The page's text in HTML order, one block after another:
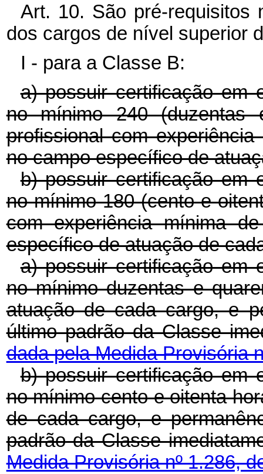
Art. 10. São pré-requisitos
dos cargos de nível superior
I - para a Classe B:
a) possuir certificação em
no mínimo 240 (duzentas
profissional com
no campo específico de
b) possuir certificação em
no mínimo 180 (cento e
com experiência mínima
específico de atuação de
a) possuir certificação em
no mínimo duzentas e
atuação de cada cargo, e
último padrão da Classe
dada pela Medida Provisória
b) possuir certificação em
no mínimo cento e oitenta
de cada cargo, e
padrão da Classe
Medida Provisória nº 1.286,